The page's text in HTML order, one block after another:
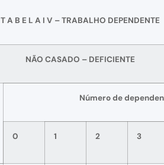
T A B E L A I V – TRABALHO DEPENDENTE
NÃO CASADO – DEFICIENTE
Número de
0 1 2 3